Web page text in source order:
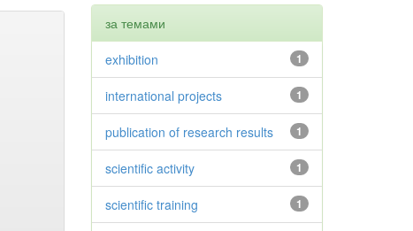
за темами
1
exhibition
1
international projects
1
publication of research results
1
scientific activity
1
scientific training